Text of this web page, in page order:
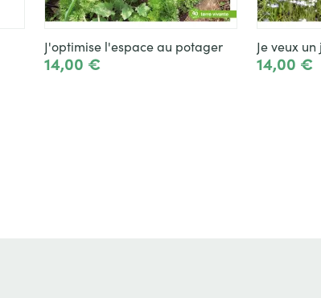
J'optimise l'espace au potager
14,00 €
Je veux
14,00 €